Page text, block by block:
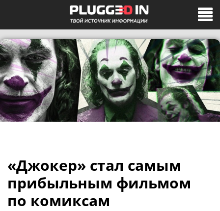
«Джокер» стал самым
прибыльным фильмом
по комиксам